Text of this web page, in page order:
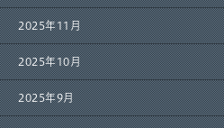
2025年11月
2025年10月
2025年9月